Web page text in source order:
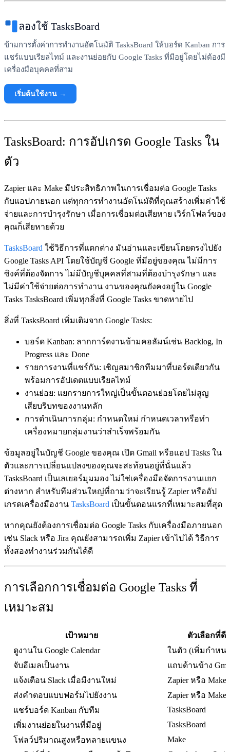
ลองใช้ TasksBoard
ข้ามการตั้งค่าการทำงานอัตโนมัติ TasksBoard ให้บอร์ด Kanban การ
แชร์แบบเรียลไทม์ และงานย่อยกับ Google Tasks ที่มีอยู่โดยไม่ต้องมี
เครื่องมือบุคคลที่สาม
เริ่มต้นใช้งาน →
TasksBoard: การอัปเกรด Google Tasks ใน
ตัว
Zapier และ Make มีประสิทธิภาพในการเชื่อมต่อ Google Tasks
กับแอปภายนอก แต่ทุกการทำงานอัตโนมัติที่คุณสร้างเพิ่มค่าใช้
จ่ายและการบำรุงรักษา เมื่อการเชื่อมต่อเสียหาย เวิร์กโฟลว์ของ
คุณก็เสียหายด้วย
TasksBoard ใช้วิธีการที่แตกต่าง มันอ่านและเขียนโดยตรงไปยัง
Google Tasks API โดยใช้บัญชี Google ที่มีอยู่ของคุณ ไม่มีการ
ซิงค์ที่ต้องจัดการ ไม่มีบัญชีบุคคลที่สามที่ต้องบำรุงรักษา และ
ไม่มีค่าใช้จ่ายต่อการทำงาน งานของคุณยังคงอยู่ใน Google
Tasks TasksBoard เพิ่มทุกสิ่งที่ Google Tasks ขาดหายไป
สิ่งที่ TasksBoard เพิ่มเติมจาก Google Tasks:
บอร์ด Kanban: ลากการ์ดงานข้ามคอลัมน์เช่น Backlog, In
Progress และ Done
รายการงานที่แชร์กัน: เชิญสมาชิกทีมมาที่บอร์ดเดียวกัน
พร้อมการอัปเดตแบบเรียลไทม์
งานย่อย: แยกรายการใหญ่เป็นขั้นตอนย่อยโดยไม่สูญ
เสียบริบทของงานหลัก
การดำเนินการกลุ่ม: กำหนดใหม่ กำหนดเวลาหรือทำ
เครื่องหมายกลุ่มงานว่าสำเร็จพร้อมกัน
ข้อมูลอยู่ในบัญชี Google ของคุณ เปิด Gmail หรือแอป Tasks ใน
ตัวและการเปลี่ยนแปลงของคุณจะสะท้อนอยู่ที่นั่นแล้ว
TasksBoard เป็นเลเยอร์มุมมอง ไม่ใช่เครื่องมือจัดการงานแยก
ต่างหาก สำหรับทีมส่วนใหญ่ที่ถามว่าจะเรียนรู้ Zapier หรืออัป
เกรดเครื่องมืองาน TasksBoard เป็นขั้นตอนแรกที่เหมาะสมที่สุด
หากคุณยังต้องการเชื่อมต่อ Google Tasks กับเครื่องมือภายนอก
เช่น Slack หรือ Jira คุณยังสามารถเพิ่ม Zapier เข้าไปได้ วิธีการ
ทั้งสองทำงานร่วมกันได้ดี
การเลือกการเชื่อมต่อ Google Tasks ที่
เหมาะสม
เป้าหมาย
ตัวเลือกที่ดี
ดูงานใน Google Calendar
ในตัว (เพิ่มกำหน
จับอีเมลเป็นงาน
แถบด้านข้าง
แจ้งเตือน Slack เมื่อมีงานใหม่
Zapier หรือ Make
ส่งคำตอบแบบฟอร์มไปยังงาน
Zapier หรือ Make
แชร์บอร์ด Kanban กับทีม
TasksBoard
เพิ่มงานย่อยในงานที่มีอยู่
TasksBoard
โฟลว์ปริมาณสูงหรือหลายแขนง
Make